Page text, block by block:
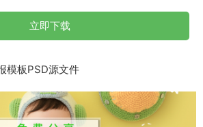
立即下载
模板PSD源文件